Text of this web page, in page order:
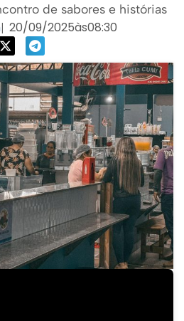
de sabores e histórias
| 20/09/2025às08:30